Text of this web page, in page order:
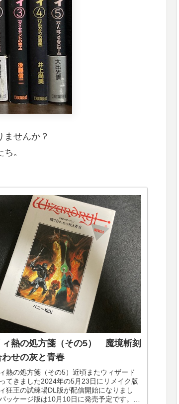
せんか？
。
ィ熱の処方箋（その5） 魔境斬刻
せの灰と青春
熱の処方箋（その5）近頃またウィザード
てきました2024年の5月23日にリメイク版
狂王の試練場DL版が配信開始になりまし
ッケージ版は10月10日に発売予定です。